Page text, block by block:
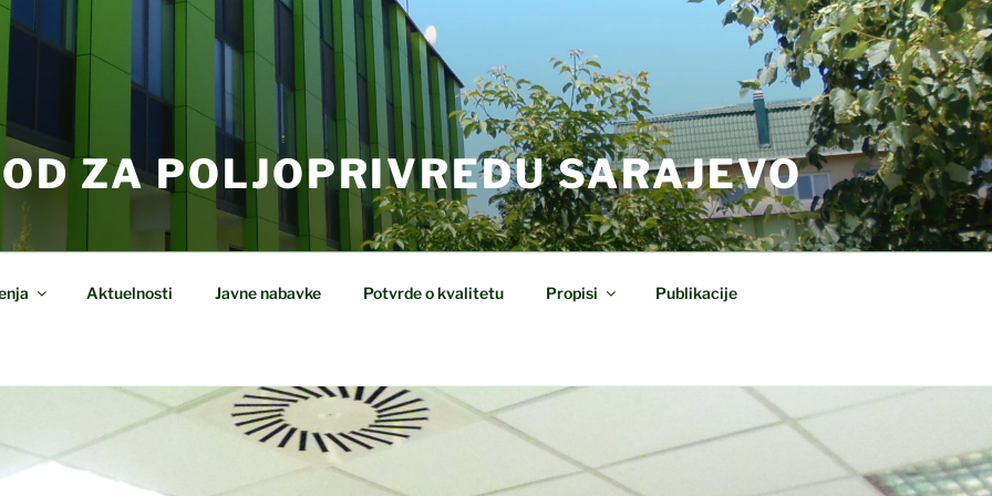
ZA POLJOPRIVREDU SARAJEVO
Aktuelnosti Javne nabavke Potvrde o kvalitetu Propisi Publikacije